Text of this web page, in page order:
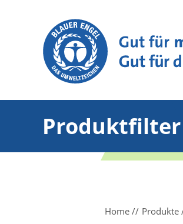
Produktfilter
Home Produkte